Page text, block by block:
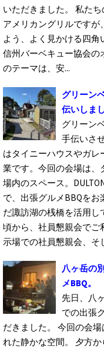
いただきました。 私た
アメリカングリルです
よう、よく見かける四角
信州バーベキュー協会の
のテーマは、安...
グリーン
伝いしま
グリーン
手伝いさ
はタイニーハウスやガ
業です。今回の会場は、
場内のスペース。
で、出張グルメBBQをお
だ諏訪湖の桟橋を活用し
頃から、社員懇親会でご
示場での社員懇親会、そ
八ヶ岳の
メBBQ。
先日、八
での出張
だきました。 今回の会
れた静かな空間。 夕方